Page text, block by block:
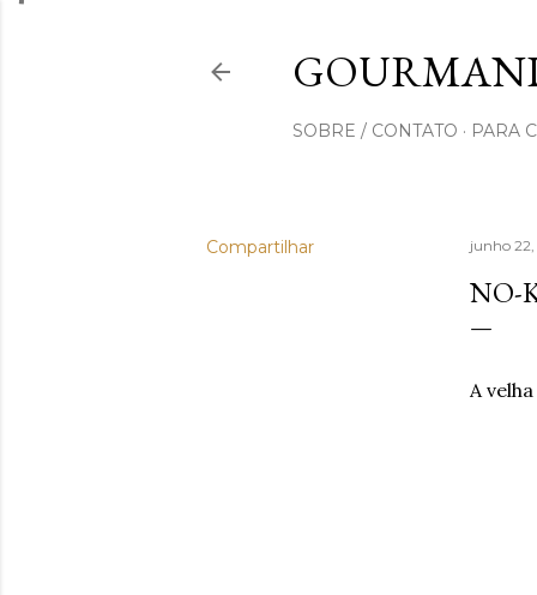
SOBRE / CONTATO PARA
Compartilhar junho
NO-
A velha